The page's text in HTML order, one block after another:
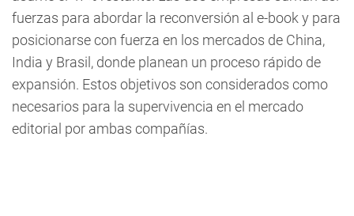
fuerzas para abordar la reconversión al e-book y para
posicionarse con fuerza en los mercados de China,
India y Brasil, donde planean un proceso rápido de
expansión. Estos objetivos son considerados como
necesarios para la supervivencia en el mercado
editorial por ambas compañías.